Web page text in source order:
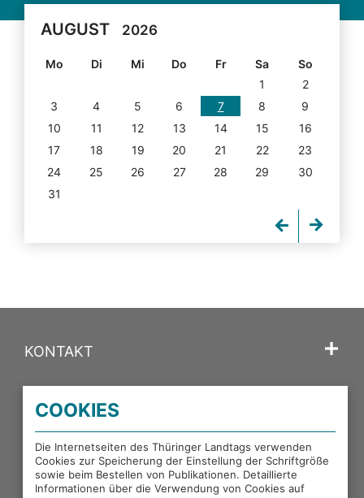
AUGUST 2026
Mo Di Mi Do Fr Sa
So
1
2
3
4 5 6 7 8
9
10
11 12 13 14 15
16
17
18 19 20 21 22
23
24
25 26 27 28 29
30
31
KONTAKT
PORTALE DES THÜRINGER LANDTAGS
EXTERNE LINKS
COOKIES
Die Internetseiten des Thüringer Landtags verwenden
Cookies zur Speicherung der Einstellung der Schriftgröße
sowie beim Bestellen von Publikationen. Detaillierte
Informationen über die Verwendung von Cookies auf